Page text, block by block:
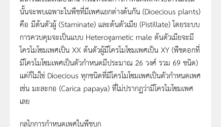
นั้นจะพบเฉพาะในพืชที่มีเพศแยกต่างต้นกัน (Dioecious plants)
คือ มีต้นตัวผู้ (Staminate) และต้นตัวเมีย (Pistillate) โดยระบบ
การควบคุมจะเป็นแบบ Heterogametic male ต้นตัวเมียจะมี
โครโมโซมเพศเป็น XX ต้นตัวผู้มีโครโมโซมเพศเป็น XY (พืชดอกที่
มีโครโมโซมเพศเป็นตัวกำหนดมีประมาณ 26 วงศ์ รวม 69 ชนิด)
แต่ก็ไม่ใช่ Dioecious ทุกชนิดที่มีโครโมโซมเพศเป็นตัวกำหนดเพศ
เช่น มะละกอ (Carica papaya) ที่ไม่ปรากฏว่ามีโครโมโซมเพศ
เลย
กลไกการกำหนดเพศในพืชบก